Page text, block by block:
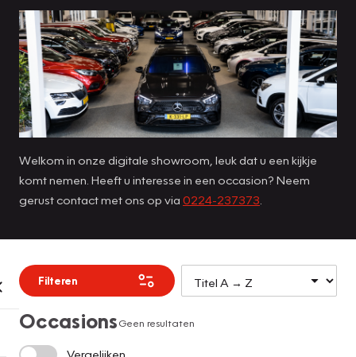
Welkom in onze digitale showroom, leuk dat u een kijkje
komt nemen. Heeft u interesse in een occasion? Neem
gerust contact met ons op via 0224-237373
Filteren
OccasionsGeen resultaten
Vergelijken